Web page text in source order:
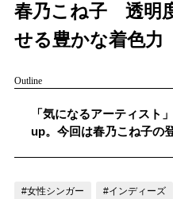
人気ワード
#男性SSW #ポップス #
MENU
記事一覧
春乃こね子 透明
せる豊かな着色力
Outline
「気になるアーティスト
up。今回は春乃こね子の
#女性シンガー #インディーズ